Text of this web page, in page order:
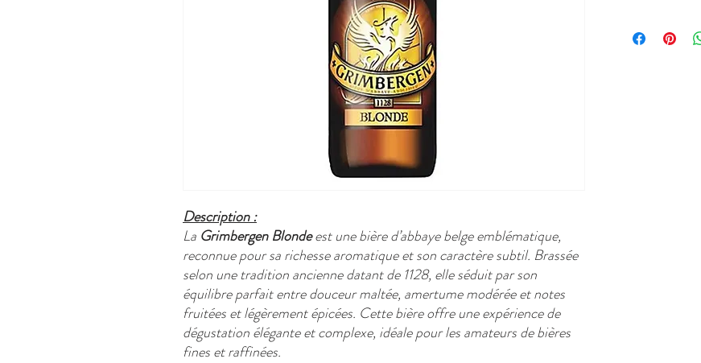
Description :
La Grimbergen Blondeest une bière d’abbaye belge emblématique,
reconnue pour sa richesse aromatique et son caractère subtil. Brassée
selon une tradition ancienne datant de 1128, elle séduit par son
équilibre parfait entre douceur maltée, amertume modérée et notes
fruitées et légèrement épicées. Cette bière offre une expérience de
dégustation élégante et complexe, idéale pour les amateurs de bières
fines et raffinées.